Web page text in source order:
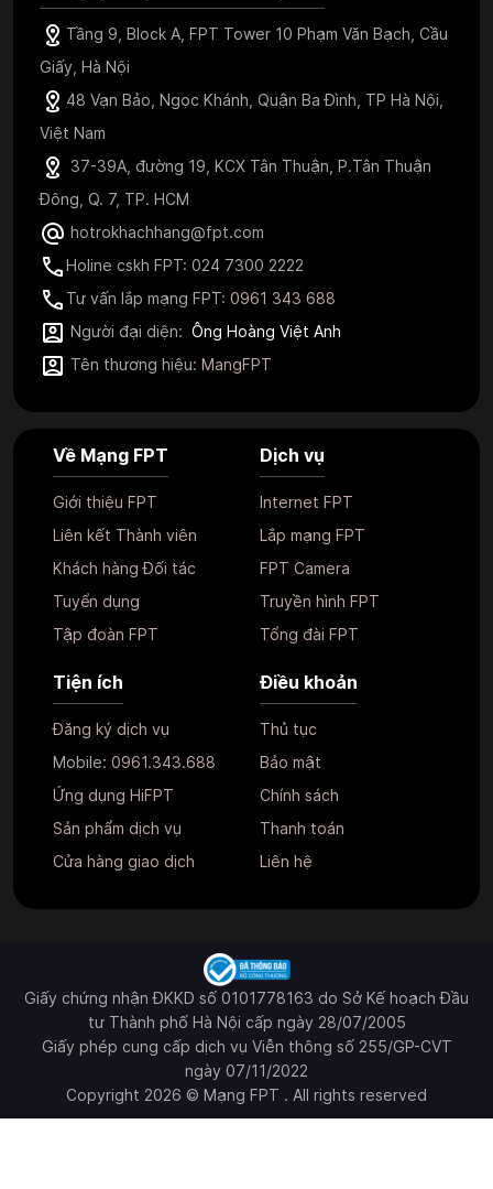
Tầng 9, Block A, FPT Tower 10 Phạm Văn Bạch, Cầu
Giấy, Hà Nội
48 Vạn Bảo, Ngọc Khánh, Quận Ba Đình, TP Hà Nội,
Việt Nam
37-39A, đường 19, KCX Tân Thuận, P.Tân Thuận
Đông, Q. 7, TP. HCM
hotrokhachhang@fpt.com
Holine cskh FPT: 024 7300 2222
Tư vấn lắp mạng FPT: 0961 343 688
Người đại diện: Ông Hoàng Việt Anh
Tên thương hiệu: MangFPT
Về Mạng FPT
Giới thiệu FPT
Liên kết Thành viên
Khách hàng Đối tác
Tuyển dụng
Tập đoàn FPT
Dịch vụ
Internet FPT
Lắp mạng FPT
FPT Camera
Truyền hình FPT
Tổng đài FPT
Tiện ích
Đăng ký dịch vụ
Mobile: 0961.343.688
Ứng dụng HiFPT
Sản phẩm dịch vụ
Cửa hàng giao dịch
Điều khoản
Thủ tục
Bảo mật
Chính sách
Thanh toán
Liên hệ
Giấy chứng nhận ĐKKD số 0101778163 do Sở Kế hoạch Đầu
tư Thành phố Hà Nội cấp ngày 28/07/2005
Giấy phép cung cấp dịch vụ Viễn thông số 255/GP-CVT
ngày 07/11/2022
Copyright 2026 © Mạng FPT . All rights reserved